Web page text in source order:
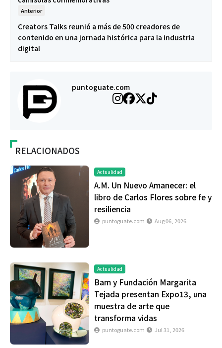
Anterior
Creators Talks reunió a más de 500 creadores de
contenido en una jornada histórica para la industria
digital
puntoguate.com
RELACIONADOS
Actualidad
A.M. Un Nuevo Amanecer: el
libro de Carlos Flores sobre fe y
resiliencia
puntoguate.com Aug 06, 2026
Actualidad
Bam y Fundación Margarita
Tejada presentan Expo13, una
muestra de arte que
transforma vidas
puntoguate.com Jul 31, 2026